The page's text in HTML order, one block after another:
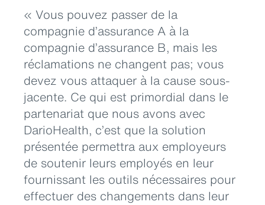
« Vous pouvez passer de la
compagnie d’assurance A à la
compagnie d’assurance B, mais les
réclamations ne changent pas; vous
devez vous attaquer à la cause sous-
jacente. Ce qui est primordial dans le
partenariat que nous avons avec
DarioHealth, c’est que la solution
présentée permettra aux employeurs
de soutenir leurs employés en leur
fournissant les outils nécessaires pour
effectuer des changements dans leur